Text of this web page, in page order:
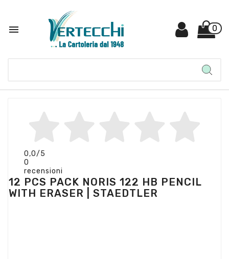
 0
0,0/5
0
recensioni
12 PCS PACK NORIS 122 HB PENCIL
WITH ERASER | STAEDTLER